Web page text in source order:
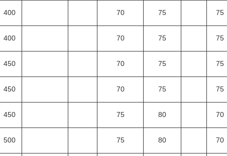
400 70 75 75
400 70 75 75
450 70 75 75
450 70 75 75
450 75 80 70
500 75 80 70